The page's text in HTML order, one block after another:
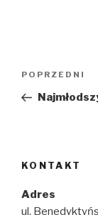
Poprzedni
wpis
POPRZEDNI
KONTAKT
Adres
ul.